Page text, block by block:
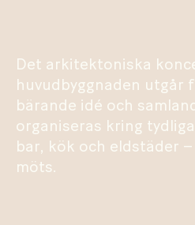
Det arkitektoniska
huvudbyggnaden utgår
bärande idé och
organiseras kring
bar, kök och eldstäder
möts.